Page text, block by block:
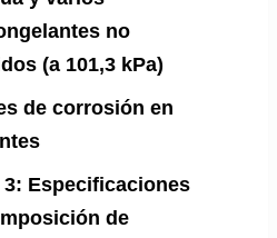
no
(a 101,3 kPa)
de corrosión en
3: Especificaciones
de